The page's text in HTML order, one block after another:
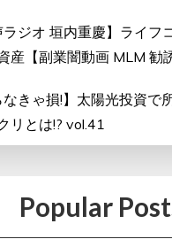
ラジオ 垣内重慶】ライフ
産【副業闇動画 MLM 勧
なきゃ損!】太陽光投資で
リとは!? vol.41
Popular